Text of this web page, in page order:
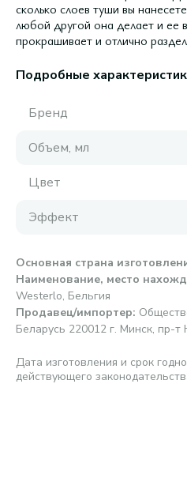
сколько слоев туши вы
любой другой она делает и ее
прокрашивает и отлично
Подробные
Бренд
Объем, мл
Цвет
Эффект
Основная страна
Наименование, место
Westerlo, Бельгия
Продавец/импортер:
Беларусь 220012 г. Минск, пр-т
Дата изготовления и срок
действующего